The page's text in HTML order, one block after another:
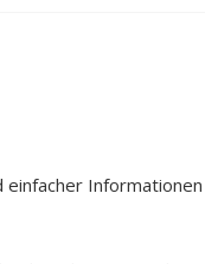
einfacher